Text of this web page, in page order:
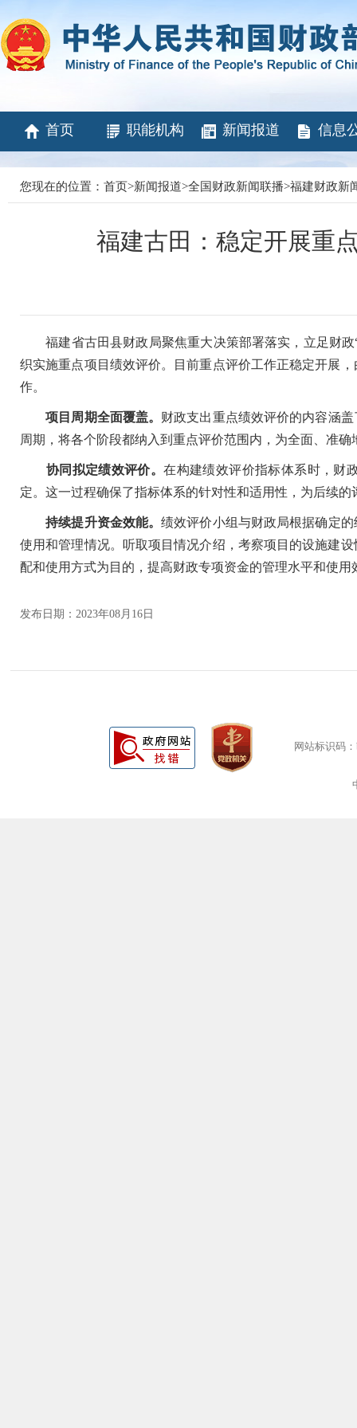
首页 职能机构 新闻报道 信息
您现在的位置： 首页>新闻报道>全国财政新闻联播>福建财政新
福建古田：稳定开展重
福建省古田县财政局聚焦重大决策部署落实，立足财政
织实施重点项目绩效评价。目前重点评价工作正稳定开展
作。
项目周期全面覆盖。 财政支出重点绩效评价的内容涵
周期，将各个阶段都纳入到重点评价范围内，为全面、准
协同拟定绩效评价。在构建绩效评价指标体系时，财
定。这一过程确保了指标体系的针对性和适用性，为后续
持续提升资金效能。绩效评价小组与财政局根据确定
使用和管理情况。听取项目情况介绍，考察项目的设施建
配和使用方式为目的，提高财政专项资金的管理水平和使用
发布日期：2023年08月16日
网站标识码